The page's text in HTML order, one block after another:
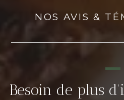
NOS AVIS &
Besoin de plus